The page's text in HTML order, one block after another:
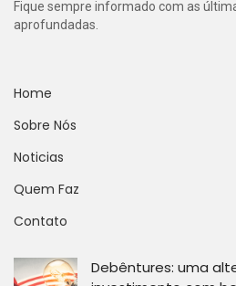
Fique sempre informado com as
aprofundadas.
Home
Sobre Nós
Noticias
Quem Faz
Contato
Debêntures: uma